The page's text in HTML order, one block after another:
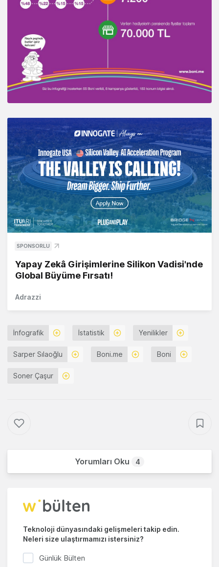
SPONSORLU
Yapay Zekâ Girişimlerine Silikon Vadisi'nde
Global Büyüme Fırsatı!
Adrazzi
İnfografik İstatistik Yenilikler
Sarper Sılaoğlu Boni.me Boni
Soner Çaşur
Yorumları Oku 4
Teknoloji dünyasındaki gelişmeleri takip edin.
Neleri size ulaştırmamızı istersiniz?
Günlük Bülten